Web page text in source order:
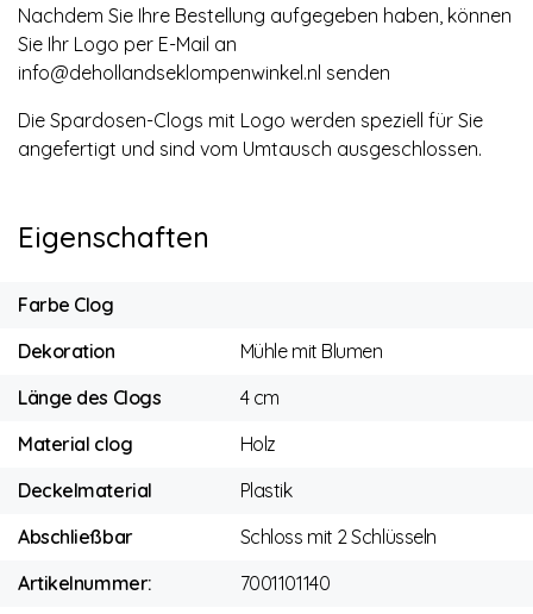
Nachdem Sie Ihre Bestellung aufgegeben haben, können
Sie Ihr Logo per E-Mail an
info@dehollandseklompenwinkel.nl senden
Die Spardosen-Clogs mit Logo werden speziell für Sie
angefertigt und sind vom Umtausch ausgeschlossen.
Eigenschaften
Farbe Clog
Dekoration
Mühle mit Blumen
Länge des Clogs
4 cm
Material clog
Holz
Deckelmaterial
Plastik
Abschließbar
Schloss mit 2 Schlüsseln
Artikelnummer:
7001101140